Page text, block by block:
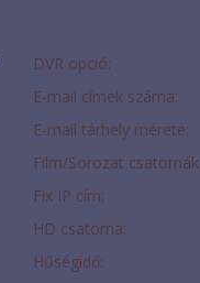
DVR opció:
E-mail címek száma:
E-mail tárhely mérete:
Film/Sorozat
Fix IP cím:
HD csatorna:
Hűségidő: